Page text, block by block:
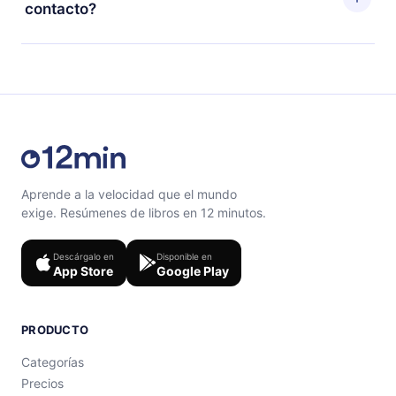
con un cuestionario de preguntas para ayudarte a fijar
contacto?
Siéntete libre de contactarnos ensupport@12min.com.
Aprende a la velocidad que el mundo
exige. Resúmenes de libros en 12 minutos.
Descárgalo en
App Store
Disponible en
Google Play
PRODUCTO
Categorías
Precios